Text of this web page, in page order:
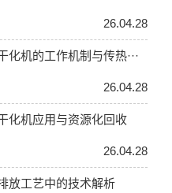
26.04.28
机的工作机制与传热···
26.04.28
化机应用与资源化回收
26.04.28
放工艺中的技术解析